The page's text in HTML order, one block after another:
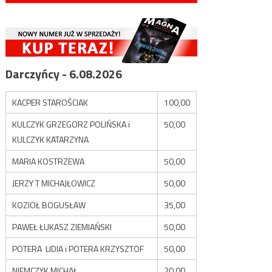
Darczyńcy - 6.08.2026
KACPER STAROŚCIAK
100,00
KULCZYK GRZEGORZ POLIŃSKA i
KULCZYK KATARZYNA
50,00
MARIA KOSTRZEWA
50,00
JERZY T MICHAJŁOWICZ
50,00
KOZIOŁ BOGUSŁAW
35,00
PAWEŁ ŁUKASZ ZIEMIAŃSKI
50,00
POTERA LIDIA i POTERA KRZYSZTOF
50,00